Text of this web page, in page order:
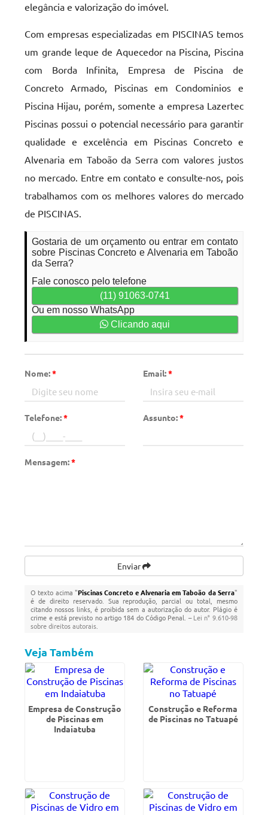
elegância e valorização do imóvel.
Com empresas especializadas em PISCINAS temos
um grande leque de Aquecedor na Piscina, Piscina
com Borda Infinita, Empresa de Piscina de
Concreto Armado, Piscinas em Condominios e
Piscina Hijau, porém, somente a empresa Lazertec
Piscinas possui o potencial necessário para garantir
qualidade e excelência em Piscinas Concreto e
Alvenaria em Taboão da Serra com valores justos
no mercado. Entre em contato e consulte-nos, pois
trabalhamos com os melhores valores do mercado
de PISCINAS.
Gostaria de um orçamento ou entrar em contato
sobre Piscinas Concreto e Alvenaria em Taboão
da Serra?
Fale conosco pelo telefone
(11) 91063-0741
Ou em nosso WhatsApp
Clicando aqui
Nome:* Email:*
Telefone:* Assunto:*
Mensagem:*
Enviar
O texto acima "Piscinas Concreto e Alvenaria em Taboão da Serra"
é de direito reservado. Sua reprodução, parcial ou total, mesmo
citando nossos links, é proibida sem a autorização do autor. Plágio é
crime e está previsto no artigo 184 do Código Penal. –Lei n° 9.610-98
sobre direitos autorais
Veja Também
Empresa de Construção
de Piscinas em
Indaiatuba
Construção e Reforma
de Piscinas no Tatuapé